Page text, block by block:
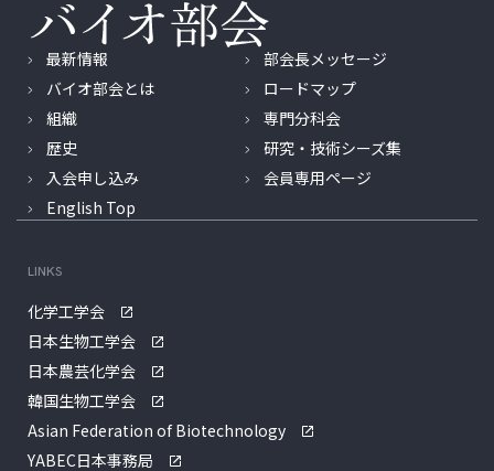
最新情報
部会長メッセージ
バイオ部会とは
ロードマップ
組織
専門分科会
歴史
研究・技術シーズ集
入会申し込み
会員専用ページ
English Top
LINKS
化学工学会
日本生物工学会
日本農芸化学会
韓国生物工学会
Asian Federation of Biotechnology
YABEC日本事務局